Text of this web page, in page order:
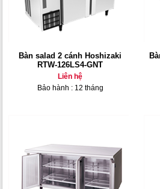
Bàn salad 2 cánh Hoshizaki
RTW-126LS4-GNT
Liên hệ
Bảo hành : 12 tháng